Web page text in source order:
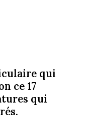
qui
ce 17
qui